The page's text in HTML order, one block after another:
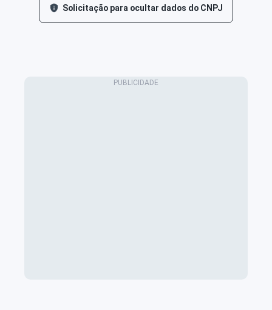
Solicitação para ocultar dados do CNPJ